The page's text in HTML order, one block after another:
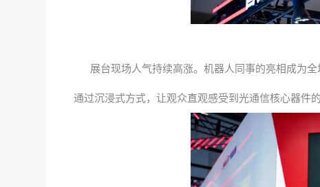
展台现场人气持续高涨。机器人同事的亮相成为全
通过沉浸式方式，让观众直观感受到光通信核心器件